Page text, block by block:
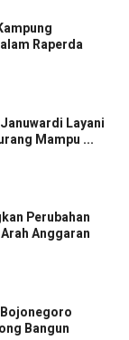
Raperda
Layani
Mampu ...
Perubahan
Anggaran
Bangun